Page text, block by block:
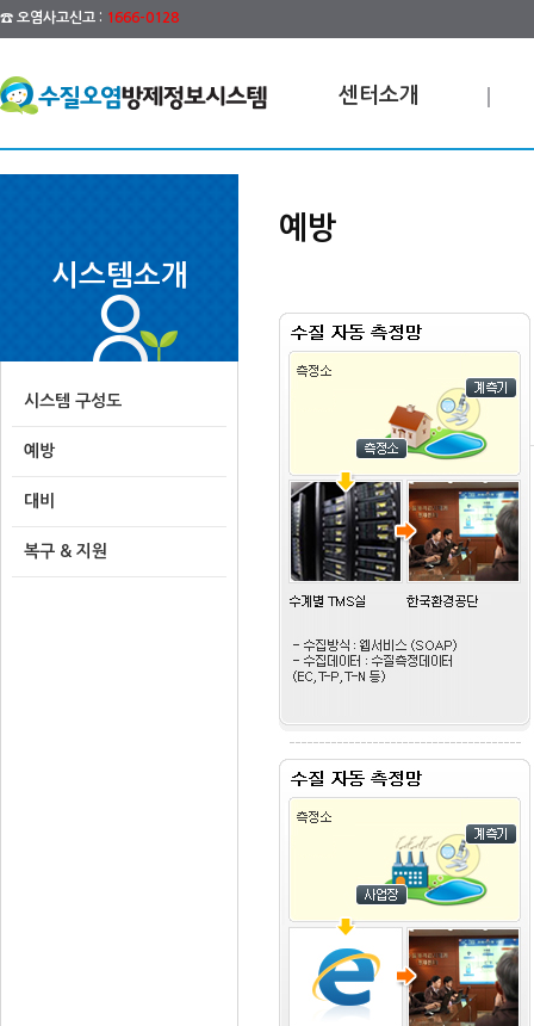
☎ 오염사고신고 : 1666-0128
센터소개
시스템소개
시스템 구성도
예방
대비
복구 & 지원
예방